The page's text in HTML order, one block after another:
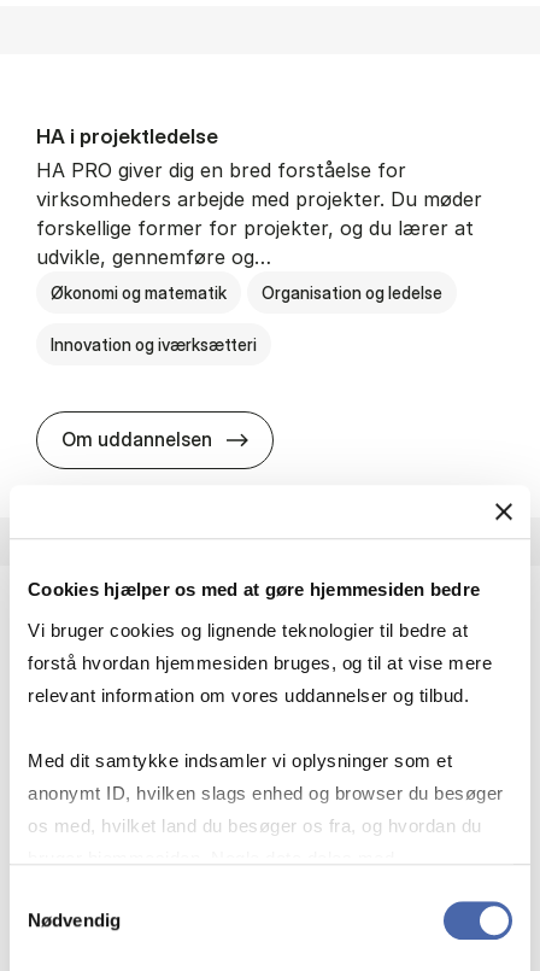
Cookies hjælper os med at gøre hjemmesiden bedre
Vi bruger cookies og lignende teknologier til bedre at
forstå hvordan hjemmesiden bruges, og til at vise mere
relevant information om vores uddannelser og tilbud.
Med dit samtykke indsamler vi oplysninger som et
anonymt ID, hvilken slags enhed og browser du besøger
os med, hvilket land du besøger os fra, og hvordan du
markedsføring. Du bestemmer selv - og kan altid trække
Nødvendig
HA i pro­jekt­le­del­se
HA PRO giver dig en bred forståelse for
virksomheders arbejde med projekter. Du møder
forskellige former for projekter, og du lærer at
udvikle, gennemføre og…
Økonomi og matematik Organisation og ledelse
Innovation og iværksætteri
Om uddannelsen HA i pro­jekt­le­del­se
HA(fil.) - erhvervs­økonomi og fi­lo­so­fi
virksomheder møder i vores komplekse verden.
effektivitet og…
Økonomi og matematik Kultur og samfund